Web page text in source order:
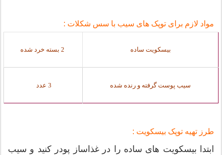
مواد لازم برای توپک های سیب با سس شکلات :
بیسکویت ساده
سیب پوست گرفته و رنده شده 3 عدد
طرز تهیه توپک بیسکویت :
ابتدا بیسکویت های ساده را در غذاساز پودر کنید و سیب